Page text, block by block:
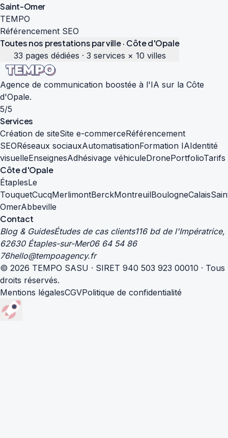
Saint-Omer
TEMPO
Référencement SEO
Toutes nos prestations par ville · Côte d'Opale
33 pages dédiées · 3 services × 10 villes
Agence de communication boostée à l'IA sur la Côte
d'Opale.
5/5
Services
Création de siteSite e-commerceRéférencement
SEORéseaux sociauxAutomatisationFormation IAIdentité
visuelleEnseignesAdhésivage véhiculeDronePortfolioTarifs
Côte d'Opale
ÉtaplesLe
TouquetCucqMerlimontBerckMontreuilBoulogneCalais
OmerAbbeville
Contact
Blog & GuidesÉtudes de cas clients116 bd de l'Impératrice,
62630 Étaples-sur-Mer06 64 54 86
76hello@tempoagency.fr
© 2026 TEMPO SASU · SIRET 940 503 923 00010 · Tous
droits réservés.
Mentions légalesCGVPolitique de confidentialité